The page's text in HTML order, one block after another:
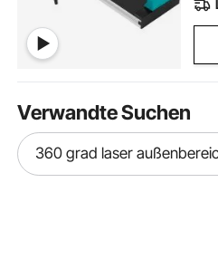
Verwandte Suchen
360 grad laser